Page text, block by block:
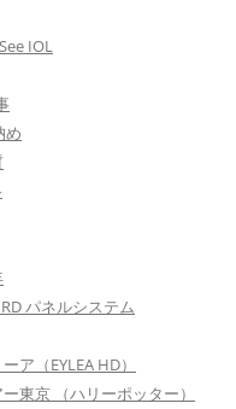
IOL
め
パネルシステム
ア（EYLEA HD）
東京 （ハリーポッター）